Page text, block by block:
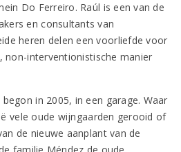
Do Ferreiro. Raúl is een van de
en consultants van
heren delen een voorliefde voor
non-interventionistische manier
in 2005, in een garage. Waar
vele oude wijngaarden gerooid of
de nieuwe aanplant van de